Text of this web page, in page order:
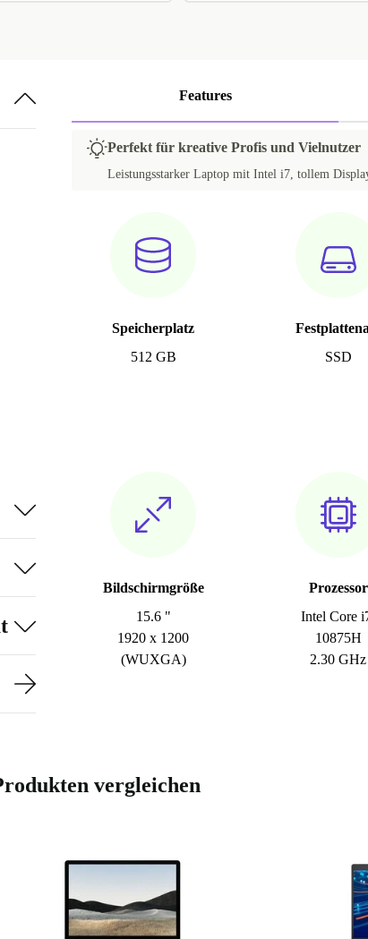
Features
Perfekt für kreative Profis und Vielnutzer
Leistungsstarker Laptop mit Intel i7, tollem
Speicherplatz
512 GB
SSD
Bildschirmgröße
15.6 "
1920 x 1200
(WUXGA)
Prozessor
Intel Core
10875H
2.30 GHz
vergleichen